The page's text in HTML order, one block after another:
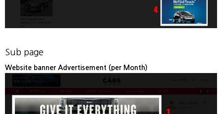
Sub page
Website banner Advertisement (per Month)